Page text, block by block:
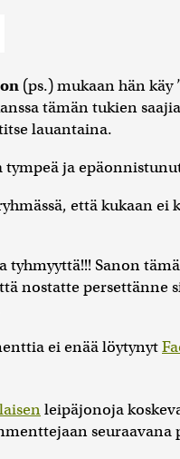
(ps.) mukaan hän käy
tämän tukien
lauantaina.
ja
että kukaan ei
tyhmyyttä!!! Sanon
nostatte persettänne
ei enää löytynyt
leipäjonoja
seuraavana